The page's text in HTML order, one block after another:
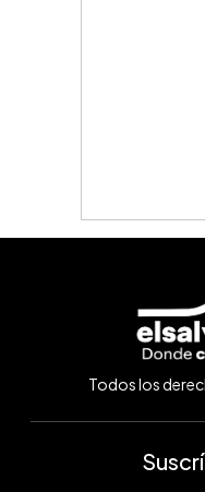
Todos los